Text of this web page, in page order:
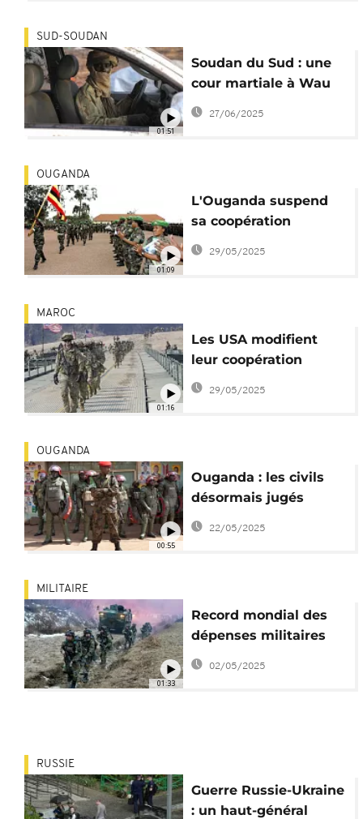
01:51
SUD-SOUDAN
Soudan du Sud : une
cour martiale à Wau
pour les crimes graves
27/06/2025
01:09
OUGANDA
L'Ouganda suspend
sa coopération
militaire avec
29/05/2025
01:16
MAROC
Les USA modifient
leur coopération
militaire en Afrique
29/05/2025
00:55
OUGANDA
Ouganda : les civils
désormais jugés
devant des tribunaux
militaires
22/05/2025
01:33
MILITAIRE
Record mondial des
dépenses militaires
depuis la guerre froide
02/05/2025
RUSSIE
Guerre Russie-Ukraine
: un haut-général